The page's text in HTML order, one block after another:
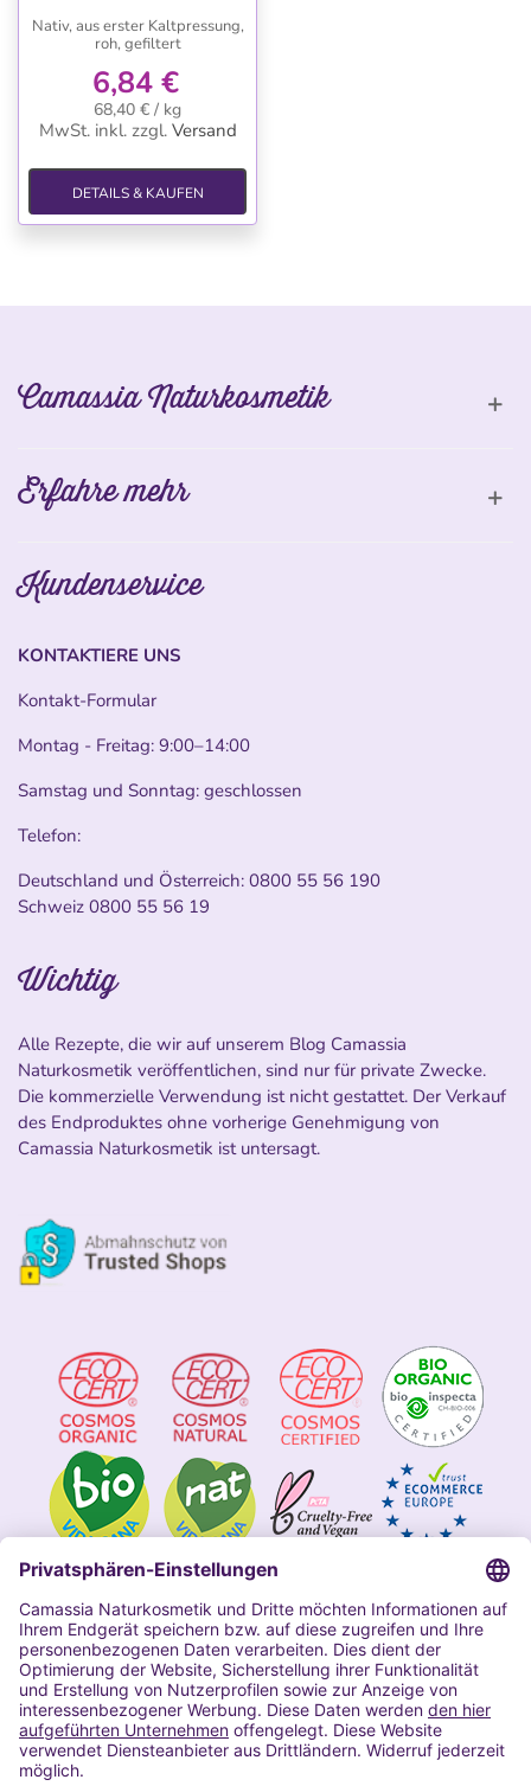
Nativ, aus erster Kaltpressung,
roh, gefiltert
6,84 €
68,40 € / kg
MwSt. inkl. zzgl. Versand
DETAILS & KAUFEN
Camassia Naturkosmetik
Erfahre mehr
Kundenservice
KONTAKTIERE UNS
Kontakt-Formular
Montag - Freitag: 9:00–14:00
Samstag und Sonntag: geschlossen
Telefon:
Deutschland und Österreich: 0800 55 56 190
Schweiz 0800 55 56 19
Wichtig
Alle Rezepte, die wir auf unserem Blog Camassia
Naturkosmetik veröffentlichen, sind nur für private Zwecke.
Die kommerzielle Verwendung ist nicht gestattet. Der Verkauf
des Endproduktes ohne vorherige Genehmigung von
Camassia Naturkosmetik ist untersagt.
Impressum
Allgemeine Geschäftsbedingungen
Datenschutzerklärung Camassia
Widerrufsbelehrung
Copyright 2020 | Alle Rechte vorbehalten